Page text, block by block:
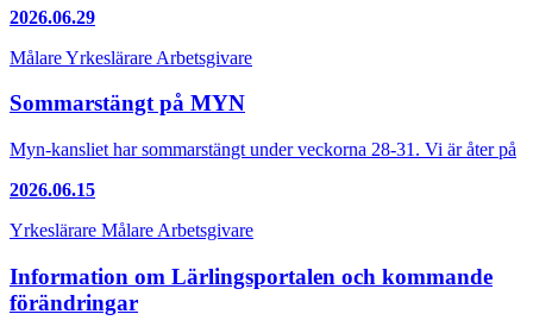
2026.06.29
MålareYrkeslärare Arbetsgivare
Sommarstängt på MYN
Myn-kansliet har sommarstängt under veckorna 28-31. Vi är åter på
2026.06.15
Yrkeslärare Målare Arbetsgivare
Information om Lärlingsportalen och kommande
förändringar